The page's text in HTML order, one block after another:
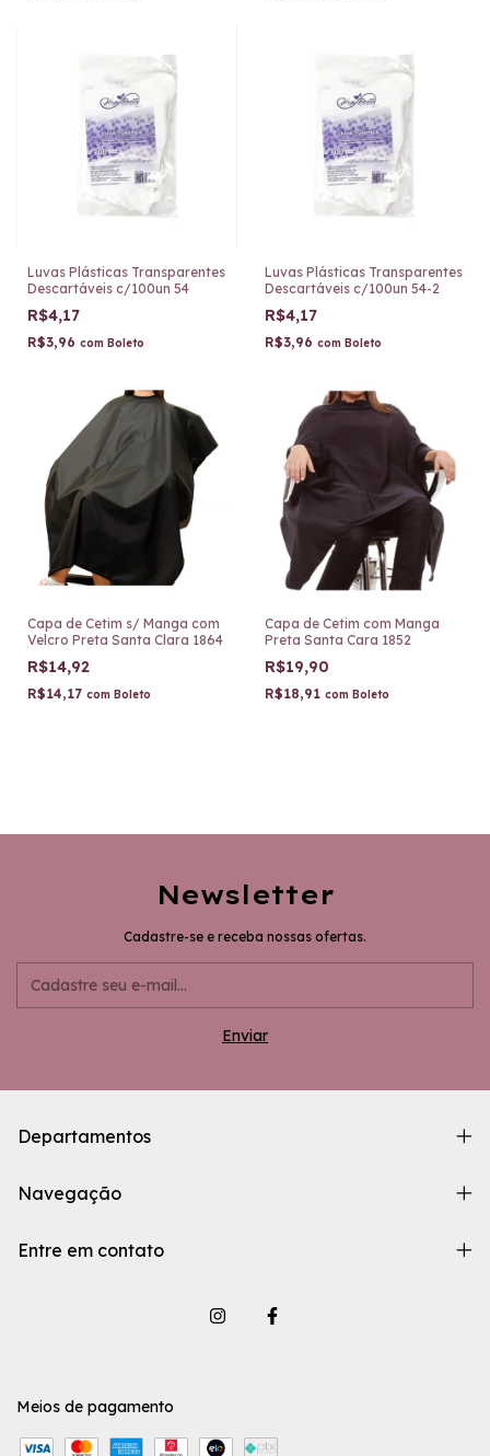
Luvas Plásticas Transparentes
Descartáveis c/100un 54
R$4,17
R$3,96 com Boleto
Luvas Plásticas Transparentes
Descartáveis c/100un 54-2
R$4,17
R$3,96 com Boleto
Capa de Cetim s/ Manga com
Velcro Preta Santa Clara 1864
R$14,92
R$14,17 com Boleto
Capa de Cetim com Manga
Preta Santa Cara 1852
R$19,90
R$18,91 com Boleto
Newsletter
Cadastre-se e receba nossas ofertas.
Departamentos
Navegação
Entre em contato
Meios de pagamento